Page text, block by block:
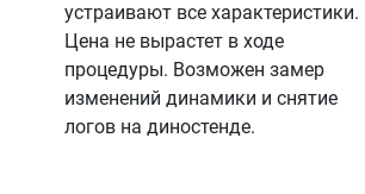
устраивают все характеристики.
Цена не вырастет в ходе
процедуры. Возможен замер
изменений динамики и снятие
логов на диностенде.